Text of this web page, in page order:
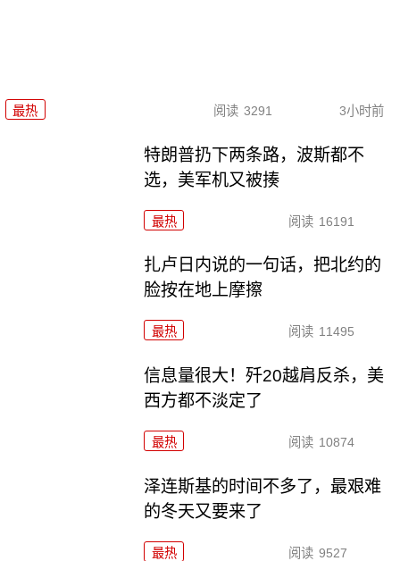
最热 阅读 3291 3小时前
特朗普扔下两条路，波斯都不
选，美军机又被揍
最热 阅读 16191
扎卢日内说的一句话，把北约的
脸按在地上摩擦
最热 阅读 11495
信息量很大！歼20越肩反杀，美
西方都不淡定了
最热 阅读 10874
泽连斯基的时间不多了，最艰难
的冬天又要来了
最热 阅读 9527